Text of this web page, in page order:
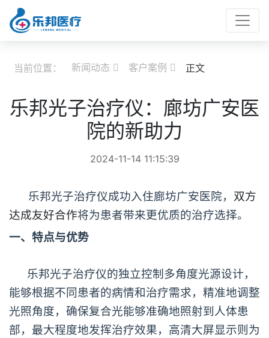
当前位置： 新闻动态  客户案例  正文
乐邦光子治疗仪：廊坊广安医
院的新助力
2024-11-14 11:15:39
乐邦光子治疗仪成功入住廊坊广安医院， 双方
达成友好合作将为患者带来更优质的治疗选择。
一、特点与优势
乐邦光子治疗仪的独立控制多角度光源设计，
能够根据不同患者的病情和治疗需求，精准地调整
光照角度，确保复合光能够准确地照射到人体患
部，最大程度地发挥治疗效果，高清大屏显示则为